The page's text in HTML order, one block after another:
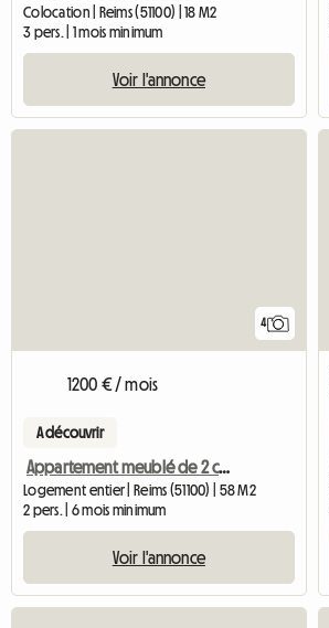
Colocation | Reims (51100) | 18 M2
3 pers. | 1 mois minimum
Voir l'annonce
4
1200 € / mois
A découvrir
Appartement meublé de 2 chambres – Dernier étage – Vue panoramique
Logement entier | Reims (51100) | 58 M2
2 pers. | 6 mois minimum
Voir l'annonce